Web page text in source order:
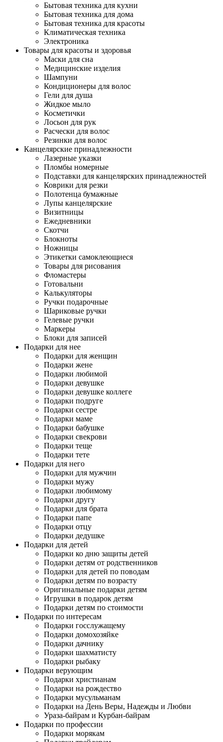
Бытовая техника для кухни
Бытовая техника для дома
Бытовая техника для красоты
Климатическая техника
Электроника
Товары для красоты и здоровья
Маски для сна
Медицинские изделия
Шампуни
Кондиционеры для волос
Гели для душа
Жидкое мыло
Косметички
Лосьон для рук
Расчески для волос
Резинки для волос
Канцелярские принадлежности
Лазерные указки
Пломбы номерные
Подставки для канцелярских принадлежностей
Коврики для резки
Полотенца бумажные
Лупы канцелярские
Визитницы
Ежедневники
Скотчи
Блокноты
Ножницы
Этикетки самоклеющиеся
Товары для рисования
Фломастеры
Готовальни
Калькуляторы
Ручки подарочные
Шариковые ручки
Гелевые ручки
Маркеры
Блоки для записей
Подарки для нее
Подарки для женщин
Подарки жене
Подарки любимой
Подарки девушке
Подарки девушке коллеге
Подарки подруге
Подарки сестре
Подарки маме
Подарки бабушке
Подарки свекрови
Подарки теще
Подарки тете
Подарки для него
Подарки для мужчин
Подарки мужу
Подарки любимому
Подарки другу
Подарки для брата
Подарки папе
Подарки отцу
Подарки дедушке
Подарки для детей
Подарки ко дню защиты детей
Подарки детям от родственников
Подарки для детей по поводам
Подарки детям по возрасту
Оригинальные подарки детям
Игрушки в подарок детям
Подарки детям по стоимости
Подарки по интересам
Подарки госслужащему
Подарки домохозяйке
Подарки дачнику
Подарки шахматисту
Подарки рыбаку
Подарки верующим
Подарки христианам
Подарки на рождество
Подарки мусульманам
Подарки на День Веры, Надежды и Любви
Ураза-байрам и Курбан-байрам
Подарки по профессии
Подарки морякам